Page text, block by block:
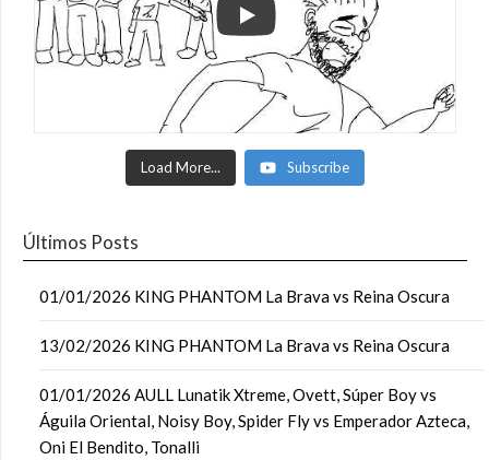
Load More... Subscribe
Últimos Posts
01/01/2026 KING PHANTOM La Brava vs Reina Oscura
13/02/2026 KING PHANTOM La Brava vs Reina Oscura
01/01/2026 AULL Lunatik Xtreme, Ovett, Súper Boy vs
Águila Oriental, Noisy Boy, Spider Fly vs Emperador Azteca,
Oni El Bendito, Tonalli